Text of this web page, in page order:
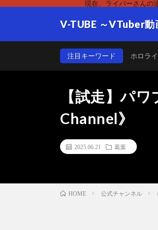
現在、ライバーさんの
V-TUBE ～VTuber動
注目キーワード ホロラ
【試走】パ
Channel》
2025.06.21 葛葉
HOME 公式チャンネル